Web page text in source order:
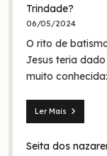
Trindade?
06/05/2024
O rito de
Jesus teria
muito
Ler Mais
Mateus
O
Seita dos